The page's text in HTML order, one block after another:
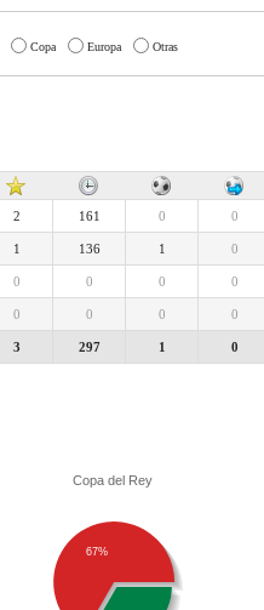
Copa Europa Otras
2 161 0 0
1 136 1 0
0 0 0 0
0 0 0 0
3 297 1 0
Copa del Rey
67%